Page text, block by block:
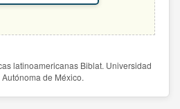
latinoamericanas Biblat. Universidad
de México.